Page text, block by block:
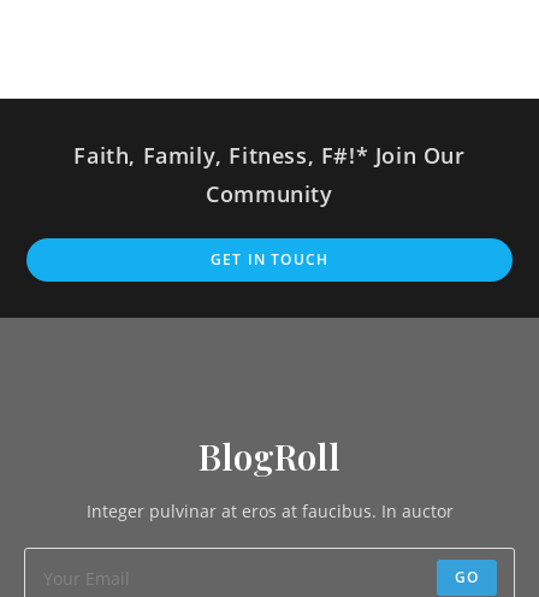
Faith, Family, Fitness, F#!* Join Our
Community
GET IN TOUCH
BlogRoll
Integer pulvinar at eros at faucibus. In auctor
GO